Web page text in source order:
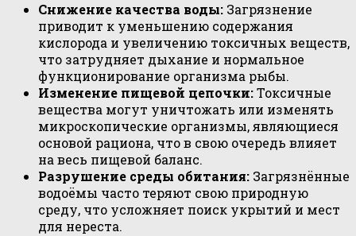
Снижение качества воды: Загрязнение
приводит к уменьшению содержания
кислорода и увеличению токсичных веществ,
что затрудняет дыхание и нормальное
функционирование организма рыбы.
Изменение пищевой цепочки:Токсичные
вещества могут уничтожать или изменять
микроскопические организмы, являющиеся
основой рациона, что в свою очередь влияет
на весь пищевой баланс.
Разрушение среды обитания: Загрязнённые
водоёмы часто теряют свою природную
среду, что усложняет поиск укрытий и мест
для нереста.